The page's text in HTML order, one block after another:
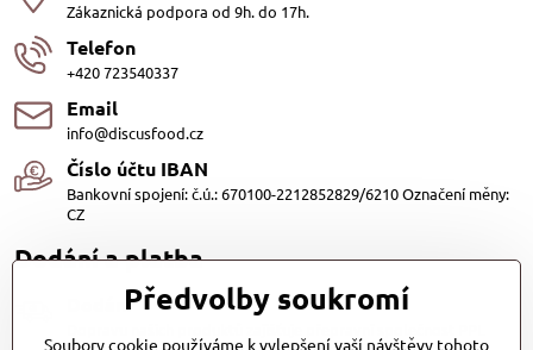
Zákaznická podpora od 9h. do 17h.
Telefon
+420 723540337
Email
info@discusfood.cz
Číslo účtu IBAN
Bankovní spojení: č.ú.: 670100-2212852829/6210 Označení měny:
CZ
Dodání a platba
DodáníPředvolby soukromí
Soubory cookie používáme k vylepšení vaší návštěvy tohoto